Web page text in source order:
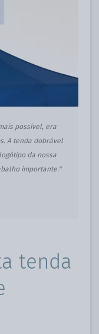
possível, era
A tenda dobrável
da nossa
importante."
tenda